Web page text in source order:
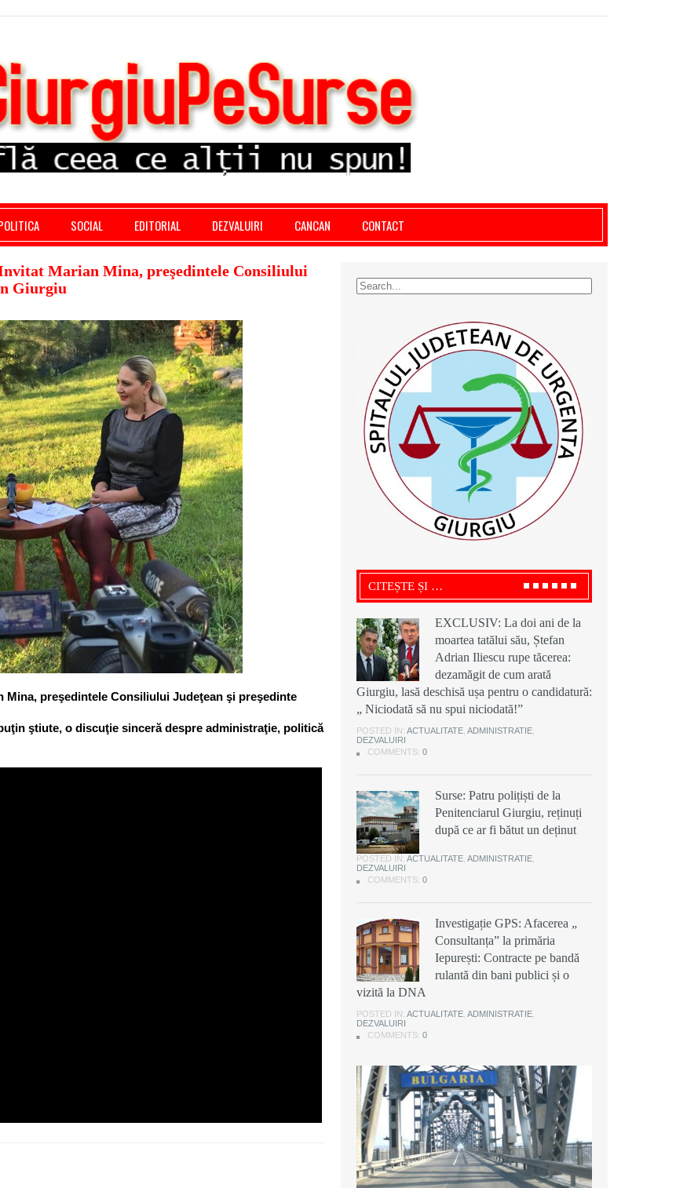
giurgiu, stiri politice, social economic, editoriale giurgiu, dezvaluiri, soc, cancan, stiri locale
SOCIAL EDITORIAL DEZVALUIRI CANCAN CONTACT
Marian Mina, preşedintele Consiliului
Giurgiu
preşedintele Consiliului Judeţean şi preşedinte
ştiute, o discuţie sinceră despre administraţie, politică
CITEȘTE ȘI …
EXCLUSIV: La doi ani de la
moartea tatălui său, Ștefan
Adrian Iliescu rupe tăcerea:
dezamăgit de cum arată
Giurgiu, lasă deschisă ușa pentru o candidatură:
„ Niciodată să nu spui niciodată!”
POSTED IN: ACTUALITATE ADMINISTRATIE
DEZVALUIRI
COMMENTS: 0
Surse: Patru polițiști de la
Penitenciarul Giurgiu, reținuți
după ce ar fi bătut un deținut
POSTED IN: ACTUALITATE ADMINISTRATIE
DEZVALUIRI
COMMENTS: 0
Investigație GPS: Afacerea „
Consultanța” la primăria
Iepurești: Contracte pe bandă
rulantă din bani publici și o
vizită la DNA
POSTED IN: ACTUALITATE ADMINISTRATIE
DEZVALUIRI
COMMENTS: 0
Instituția Prefectului: Măsuri
temporare de organizare a